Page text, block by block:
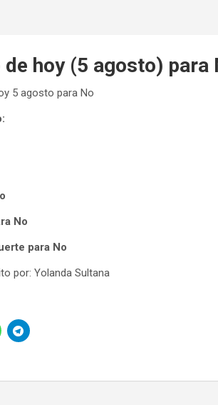
hoy (5 agosto) para
5 agosto para No
No
para No
por: Yolanda Sultana